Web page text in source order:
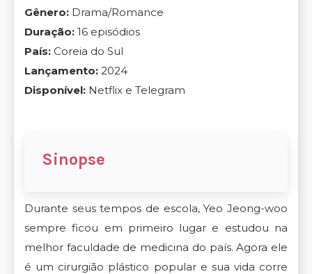
Gênero: Drama/Romance
Duração: 16 episódios
País: Coreia do Sul
Lançamento: 2024
Disponível: Netflix e Telegram
Sinopse
Durante seus tempos de escola, Yeo Jeong-woo
sempre ficou em primeiro lugar e estudou na
melhor faculdade de medicina do país. Agora ele
é um cirurgião plástico popular e sua vida corre